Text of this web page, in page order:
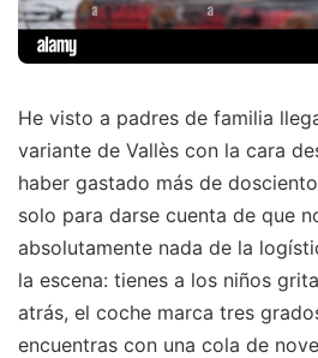
He visto a padres de familia
variante de Vallès con la cara
haber gastado más de
solo para darse cuenta de que
absolutamente nada de la
la escena: tienes a los niños
atrás, el coche marca tres
encuentras con una cola de